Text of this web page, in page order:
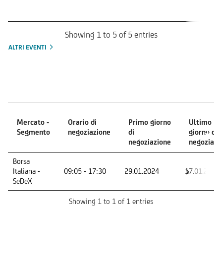
Showing 1 to 5 of 5 entries
ALTRI EVENTI
Mercato -
Segmento
Orario di
negoziazione
Primo giorno
di
negoziazione
Ultimo
giorno di
Segmento
negoziazione
di
giorno di
Borsa
Italiana -
SeDeX
09:05 - 17:30 29.01.2024 17.01.2028
Showing 1 to 1 of 1 entries